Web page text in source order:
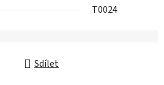
T0024
Sdílet